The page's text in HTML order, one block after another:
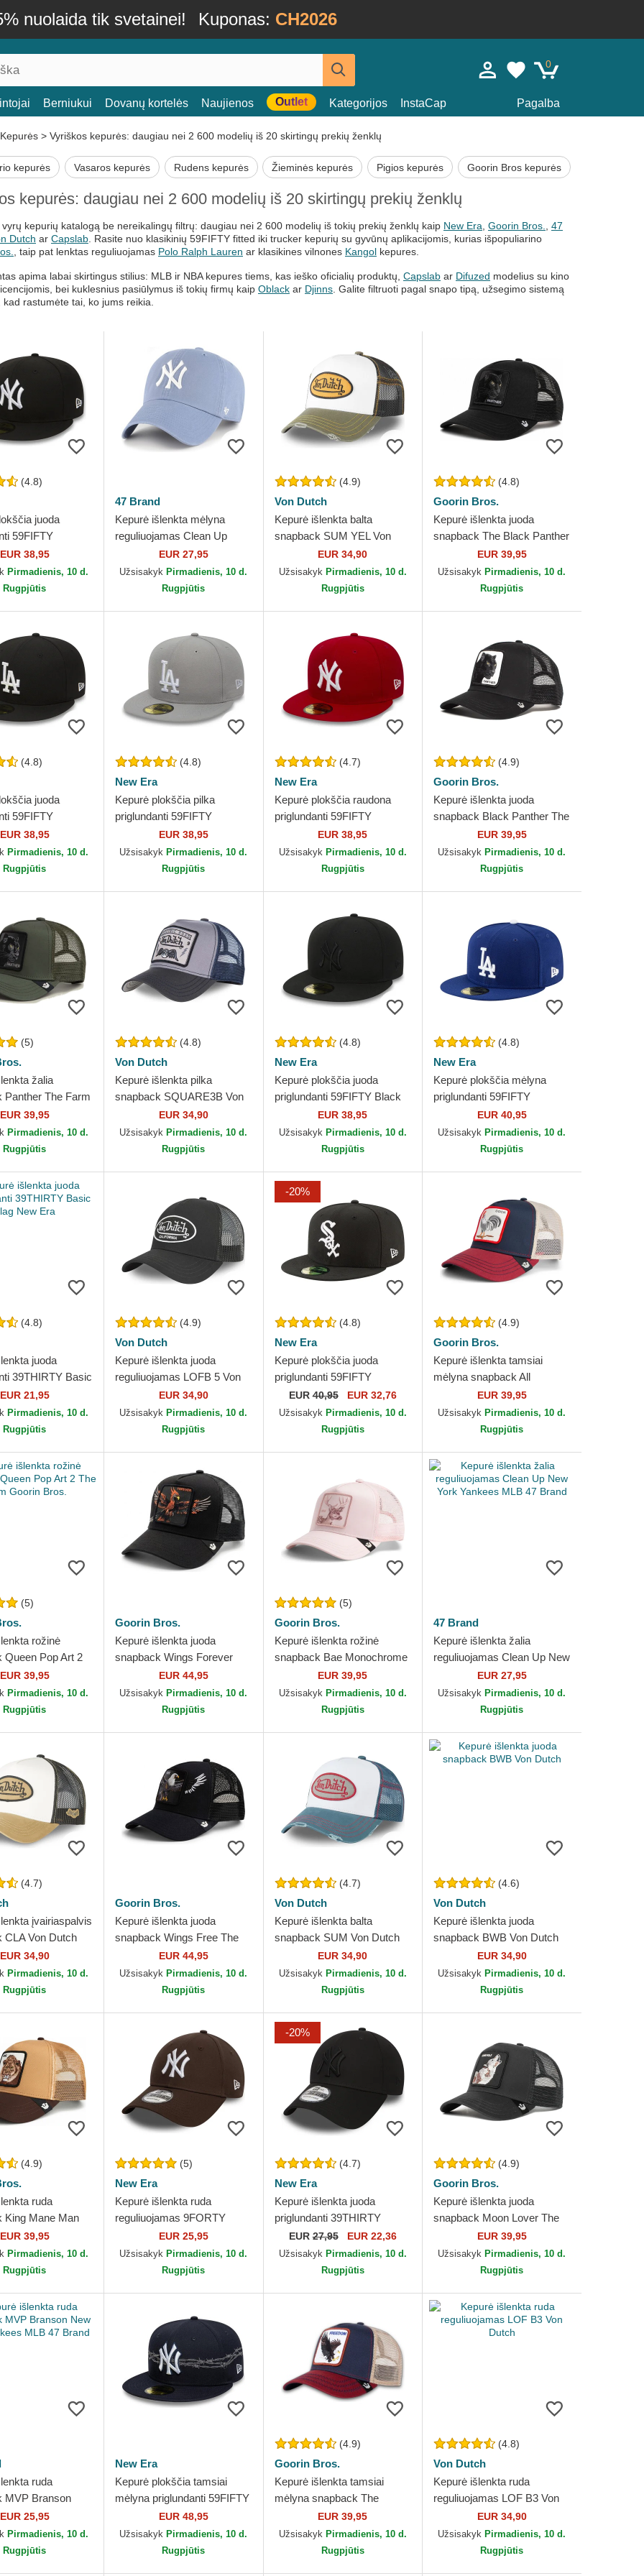
nuolaida tik svetainei! Kuponas: CH2026
0
Berniukui Dovanų kortelės Naujienos Outlet Kategorijos InstaCap Pagalba
Kepurės > Vyriškos kepurės: daugiau nei 2 600 modelių iš 20 skirtingų prekių ženklų
kepurės Vasaros kepurės Rudens kepurės Žieminės kepurės Pigios kepurės Goorin Bros kepurės
kepurės: daugiau nei 2 600 modelių iš 20 skirtingų prekių ženklų
kepurių katalogą be nereikalingų filtrų: daugiau nei 2 600 modelių iš tokių prekių ženklų kaip New Era Goorin Bros.
47
Dutch ar Capslab . Rasite nuo klasikinių 59FIFTY fitted iki trucker kepurių su gyvūnų aplikacijomis, kurias išpopuliarino
, taip pat lenktas reguliuojamas Polo Ralph Lauren ar klasikines vilnones Kangol kepures.
apima labai skirtingus stilius: MLB ir NBA kepures tiems, kas ieško oficialių produktų, Capslab ar Difuzed modelius su kino
bei kuklesnius pasiūlymus iš tokių firmų kaip Oblack ar Djinns . Galite filtruoti pagal snapo tipą, užsegimo sistemą
rastumėte tai, ko jums reikia.
(4.8)
juoda
59FIFTY
New York Yankees
Era
EUR 38,95
Pirmadienis, 10 d.
Rugpjūtis
47 Brand
Kepurė išlenkta mėlyna
reguliuojamas Clean Up
Vapor New York Yankees
MLB 47 Brand
EUR 27,95
Užsisakyk Pirmadienis, 10 d.
Rugpjūtis
(4.9)
Von Dutch
Kepurė išlenkta balta
snapback SUM YEL Von
EUR 34,90
Užsisakyk Pirmadienis, 10 d.
Rugpjūtis
(4.8)
Goorin Bros.
Kepurė išlenkta juoda
snapback The Black Panther
Core Combo The Farm
Goorin Bros.
EUR 39,95
Užsisakyk Pirmadienis, 10 d.
Rugpjūtis
(4.8)
juoda
59FIFTY
Angeles
New Era
EUR 38,95
Pirmadienis, 10 d.
Rugpjūtis
(4.8)
New Era
Kepurė plokščia pilka
priglundanti 59FIFTY
Essential Los Angeles
Dodgers MLB New Era
EUR 38,95
Užsisakyk Pirmadienis, 10 d.
Rugpjūtis
(4.7)
New Era
Kepurė plokščia raudona
priglundanti 59FIFTY
Essential New York Yankees
MLB New Era
EUR 38,95
Užsisakyk Pirmadienis, 10 d.
Rugpjūtis
(4.9)
Goorin Bros.
Kepurė išlenkta juoda
snapback Black Panther The
Farm Goorin Bros.
EUR 39,95
Užsisakyk Pirmadienis, 10 d.
Rugpjūtis
(5)
žalia
Panther The Farm
EUR 39,95
Pirmadienis, 10 d.
Rugpjūtis
(4.8)
Von Dutch
Kepurė išlenkta pilka
snapback SQUARE3B Von
EUR 34,90
Užsisakyk Pirmadienis, 10 d.
Rugpjūtis
(4.8)
New Era
Kepurė plokščia juoda
priglundanti 59FIFTY Black
on Black New York Yankees
MLB New Era
EUR 38,95
Užsisakyk Pirmadienis, 10 d.
Rugpjūtis
(4.8)
New Era
Kepurė plokščia mėlyna
priglundanti 59FIFTY
Authentic On Field Game
Los Angeles Dodgers MLB
EUR 40,95
Užsisakyk Pirmadienis, 10 d.
Rugpjūtis
(4.8)
juoda
39THIRTY Basic
Era
EUR 21,95
Pirmadienis, 10 d.
Rugpjūtis
(4.9)
Von Dutch
Kepurė išlenkta juoda
reguliuojamas LOFB 5 Von
EUR 34,90
Užsisakyk Pirmadienis, 10 d.
Rugpjūtis
-20%
(4.8)
New Era
Kepurė plokščia juoda
priglundanti 59FIFTY
Authentic On Field Game
Chicago White Sox MLB
EUR40,95 EUR 32,76
Užsisakyk Pirmadienis, 10 d.
Rugpjūtis
(4.9)
Goorin Bros.
Kepurė išlenkta tamsiai
mėlyna snapback All
American Rooster The Farm
Goorin Bros.
EUR 39,95
Užsisakyk Pirmadienis, 10 d.
Rugpjūtis
(5)
rožinė
Queen Pop Art 2
Goorin Bros.
EUR 39,95
Pirmadienis, 10 d.
Rugpjūtis
Goorin Bros.
Kepurė išlenkta juoda
snapback Wings Forever
The Farm Goorin Bros.
EUR 44,95
Užsisakyk Pirmadienis, 10 d.
Rugpjūtis
(5)
Goorin Bros.
Kepurė išlenkta rožinė
snapback Bae Monochrome
The Farm Goorin Bros.
EUR 39,95
Užsisakyk Pirmadienis, 10 d.
Rugpjūtis
47 Brand
Kepurė išlenkta žalia
reguliuojamas Clean Up New
York Yankees MLB 47 Brand
EUR 27,95
Užsisakyk Pirmadienis, 10 d.
Rugpjūtis
(4.7)
įvairiaspalvis
CLA Von Dutch
EUR 34,90
Pirmadienis, 10 d.
Rugpjūtis
Goorin Bros.
Kepurė išlenkta juoda
snapback Wings Free The
Farm Goorin Bros.
EUR 44,95
Užsisakyk Pirmadienis, 10 d.
Rugpjūtis
(4.7)
Von Dutch
Kepurė išlenkta balta
snapback SUM Von Dutch
EUR 34,90
Užsisakyk Pirmadienis, 10 d.
Rugpjūtis
(4.6)
Von Dutch
Kepurė išlenkta juoda
snapback BWB Von Dutch
EUR 34,90
Užsisakyk Pirmadienis, 10 d.
Rugpjūtis
(4.9)
ruda
King Mane Man
Goorin Bros.
EUR 39,95
Pirmadienis, 10 d.
Rugpjūtis
(5)
New Era
Kepurė išlenkta ruda
reguliuojamas 9FORTY
League Essential New York
Yankees MLB New Era
EUR 25,95
Užsisakyk Pirmadienis, 10 d.
Rugpjūtis
-20%
(4.7)
New Era
Kepurė išlenkta juoda
priglundanti 39THIRTY
Classic New York Yankees
MLB New Era
EUR27,95 EUR 22,36
Užsisakyk Pirmadienis, 10 d.
Rugpjūtis
(4.9)
Goorin Bros.
Kepurė išlenkta juoda
snapback Moon Lover The
Farm Goorin Bros.
EUR 39,95
Užsisakyk Pirmadienis, 10 d.
Rugpjūtis
ruda
MVP Branson
Yankees MLB 47
EUR 25,95
Pirmadienis, 10 d.
Rugpjūtis
New Era
Kepurė plokščia tamsiai
mėlyna priglundanti 59FIFTY
Icon New York Yankees
MLB New Era
EUR 48,95
Užsisakyk Pirmadienis, 10 d.
Rugpjūtis
(4.9)
Goorin Bros.
Kepurė išlenkta tamsiai
mėlyna snapback The
Freedom Eagle The Farm
Goorin Bros.
EUR 39,95
Užsisakyk Pirmadienis, 10 d.
Rugpjūtis
(4.8)
Von Dutch
Kepurė išlenkta ruda
reguliuojamas LOF B3 Von
EUR 34,90
Užsisakyk Pirmadienis, 10 d.
Rugpjūtis